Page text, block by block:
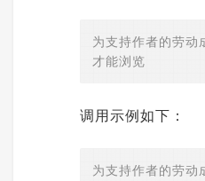
为支持作者的劳动
才能浏览
调用示例如下：
为支持作者的劳动